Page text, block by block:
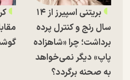
بریتنی اسپیرز از ۱۴
سال رنج و کنترل پرده
برداشت؛ چرا «شاهزاده
پاپ» دیگر نمی‌خواهد
به صحنه برگردد؟